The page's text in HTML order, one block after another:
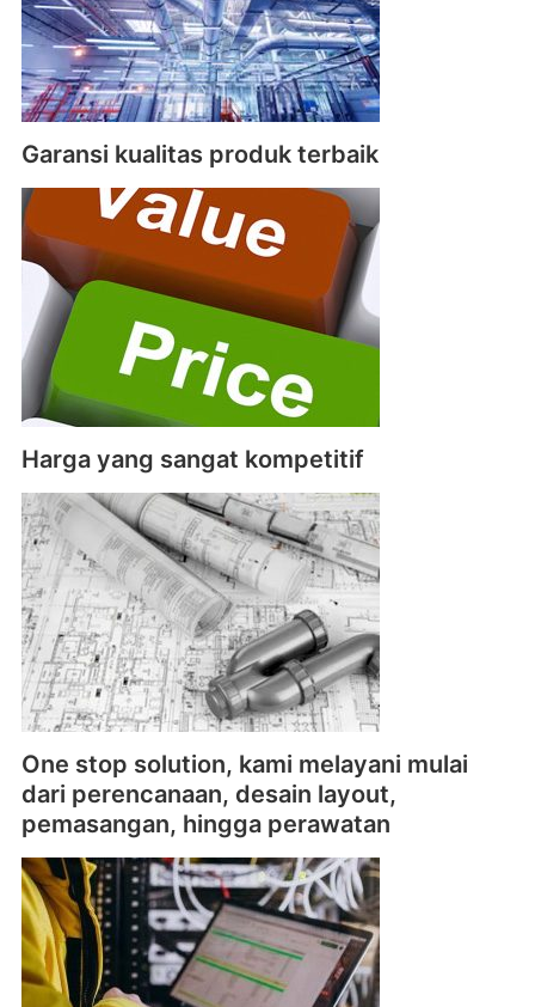
Garansi kualitas produk terbaik
Harga yang sangat kompetitif
One stop solution, kami melayani mulai
dari perencanaan, desain layout,
pemasangan, hingga perawatan